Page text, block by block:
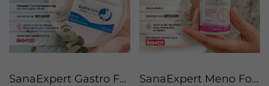
SanaExpert Gastro Forte, 30 Kapseln SanaExpert Meno Forte, 60 Kapseln